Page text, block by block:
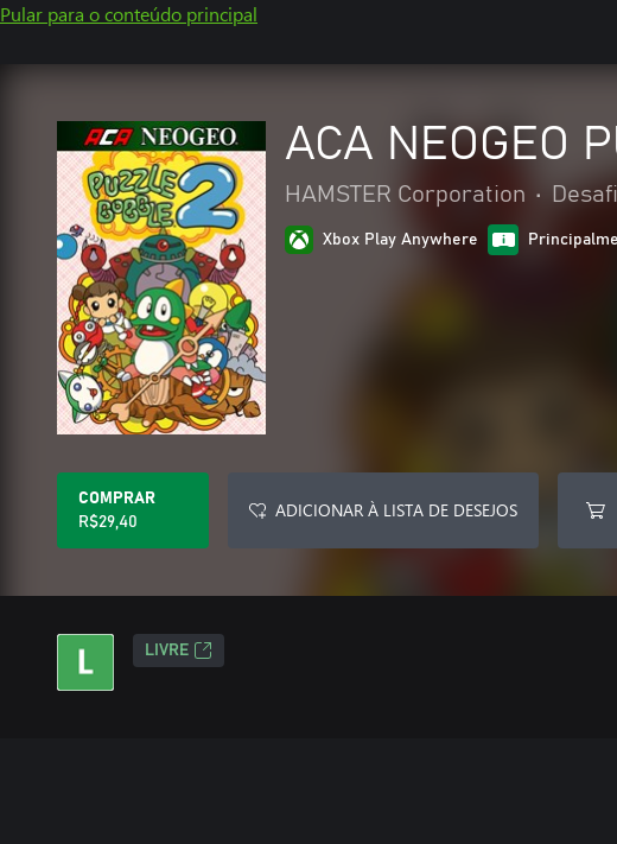
Pular para o conteúdo principal
ACA NEOGEO
HAMSTER Corporation •
Xbox Play Anywhere
COMPRAR
R$29,40
ADICIONAR À LISTA DE DESEJOS
LIVRE